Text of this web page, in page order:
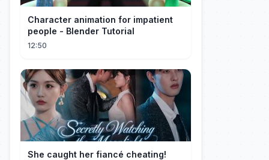
Character animation for impatient
people - Blender Tutorial
12:50
She caught her fiancé cheating!